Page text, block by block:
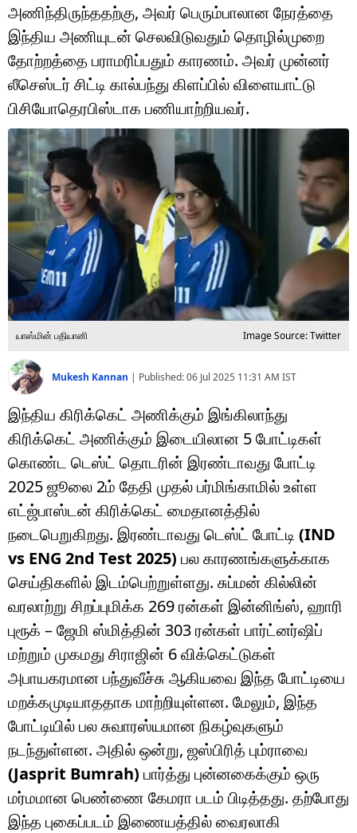
ஹெஃல்த்
ஷார்ட் வீடியோஸ்
வலை கதைகள்
போட்டோ கேலரி
அணிந்திருந்ததற்கு, அவர் பெரும்பாலான நேரத்தை
இந்திய அணியுடன் செலவிடுவதும் தொழில்முறை
தோற்றத்தை பராமரிப்பதும் காரணம். அவர் முன்னர்
லீசெஸ்டர் சிட்டி கால்பந்து கிளப்பில் விளையாட்டு
பிசியோதெரபிஸ்டாக பணியாற்றியவர்.
யாஸ்மின் பதியானி Image Source: Twitter
Mukesh Kannan | Published:06 Jul 2025 11:31 AM IST
இந்திய கிரிக்கெட் அணிக்கும் இங்கிலாந்து
கிரிக்கெட் அணிக்கும் இடையிலான 5 போட்டிகள்
கொண்ட டெஸ்ட் தொடரின் இரண்டாவது போட்டி
2025 ஜூலை 2ம் தேதி முதல் பர்மிங்காமில் உள்ள
எட்ஜ்பாஸ்டன் கிரிக்கெட் மைதானத்தில்
நடைபெறுகிறது. இரண்டாவது டெஸ்ட் போட்டி (IND
vs ENG 2nd Test 2025) பல காரணங்களுக்காக
செய்திகளில் இடம்பெற்றுள்ளது. சுப்மன் கில்லின்
வரலாற்று சிறப்புமிக்க 269 ரன்கள் இன்னிங்ஸ், ஹாரி
புரூக் – ஜேமி ஸ்மித்தின் 303 ரன்கள் பார்ட்னர்ஷிப்
மற்றும் முகமது சிராஜின் 6 விக்கெட்டுகள்
அபாயகரமான பந்துவீச்சு ஆகியவை இந்த போட்டியை
மறக்கமுடியாததாக மாற்றியுள்ளன. மேலும், இந்த
போட்டியில் பல சுவாரஸ்யமான நிகழ்வுகளும்
நடந்துள்ளன. அதில் ஒன்று, ஜஸ்பிரித் பும்ராவை
(Jasprit Bumrah) பார்த்து புன்னகைக்கும் ஒரு
மர்மமான பெண்ணை கேமரா படம் பிடித்தது. தற்போது
இந்த புகைப்படம் இணையத்தில் வைரலாகி